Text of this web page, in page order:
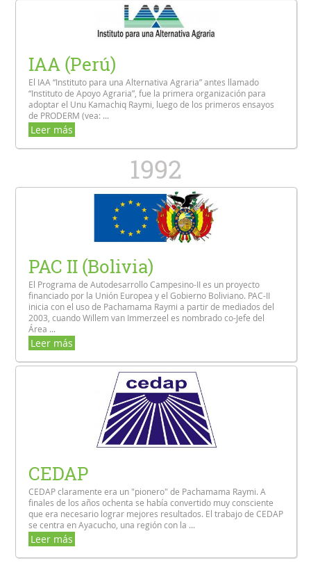
IAA (Perú)
El IAA “Instituto para una Alternativa Agraria” antes llamado
“Instituto de Apoyo Agraria”, fue la primera organización para
adoptar el Unu Kamachiq Raymi, luego de los primeros ensayos
de PRODERM (vea: ...
Leer más
1992
PAC II (Bolivia)
El Programa de Autodesarrollo Campesino-II es un proyecto
financiado por la Unión Europea y el Gobierno Boliviano. PAC-II
inicia con el uso de Pachamama Raymi a partir de mediados del
2003, cuando Willem van Immerzeel es nombrado co-Jefe del
Área ...
Leer más
CEDAP
CEDAP claramente era un "pionero" de Pachamama Raymi. A
finales de los años ochenta se había convertido muy consciente
que era necesario lograr mejores resultados. El trabajo de CEDAP
se centra en Ayacucho, una región con la ...
Leer más